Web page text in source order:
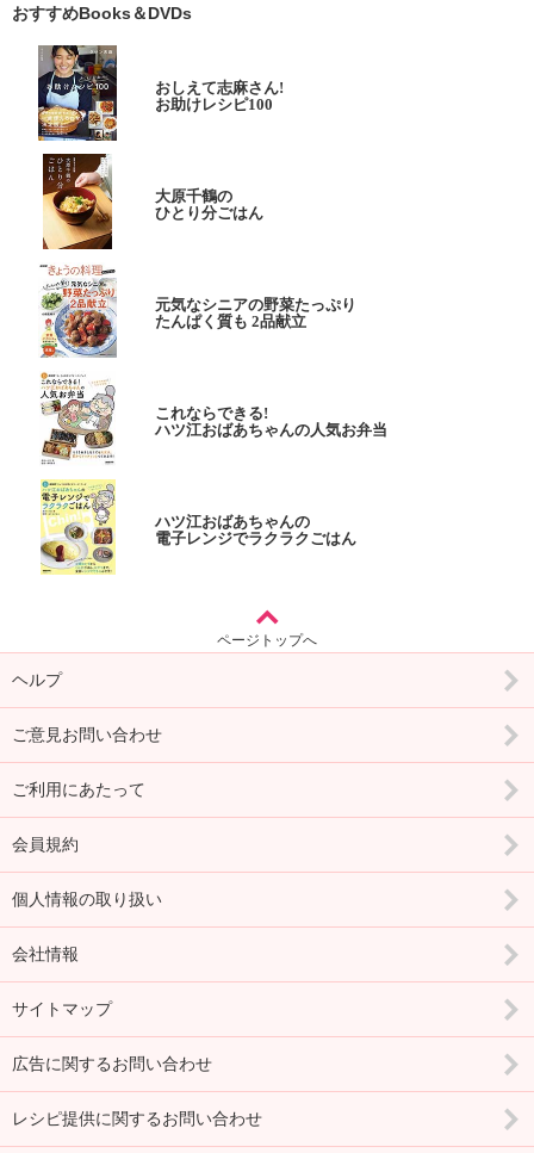
おすすめBooks＆DVDs
おしえて志麻さん!
お助けレシピ100
大原千鶴の
ひとり分ごはん
元気なシニアの野菜たっぷり
たんぱく質も 2品献立
これならできる!
ハツ江おばあちゃんの人気お弁当
ハツ江おばあちゃんの
電子レンジでラクラクごはん
ページトップへ
ヘルプ
ご意見お問い合わせ
ご利用にあたって
会員規約
個人情報の取り扱い
会社情報
サイトマップ
広告に関するお問い合わせ
レシピ提供に関するお問い合わせ